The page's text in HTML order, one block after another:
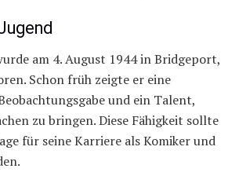
am 4. August 1944 in Bridgeport,
Schon früh zeigte er eine
und ein Talent,
zu bringen. Diese Fähigkeit sollte
für seine Karriere als Komiker und